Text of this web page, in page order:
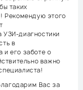
таких
Рекомендую этого
УЗИ-диагностики
в
и его заботе о
важно
Вас за